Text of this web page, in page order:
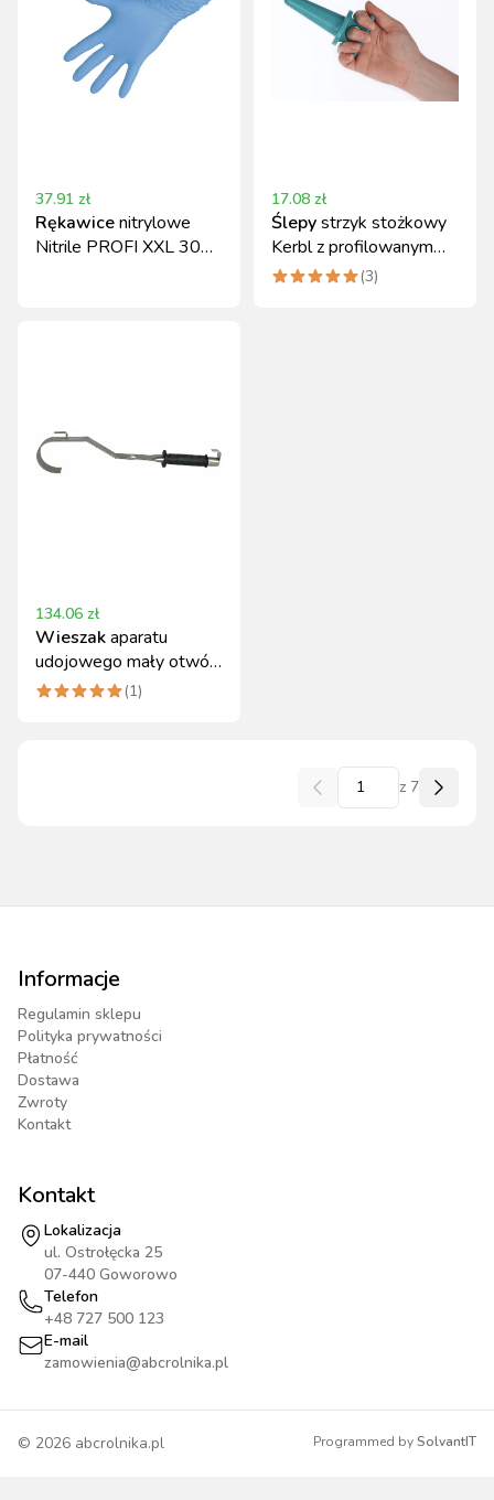
37.91 zł
Rękawicenitrylowe
Nitrile PROFI XXL 30
17.08 zł
Ślepystrzyk stożkowy
Kerbl z profilowanym
uchwytem, tworzywo
(3)
134.06 zł
Wieszakaparatu
udojowego mały otwór
stal nierdzewna
(1)
z 7
Informacje
Regulamin sklepu
Polityka prywatności
Płatność
Dostawa
Zwroty
Kontakt
Kontakt
Lokalizacja
ul. Ostrołęcka 25
07-440 Goworowo
Telefon
+48 727 500 123
E-mail
zamowienia@abcrolnika.pl
© 2026 abcrolnika.pl Programmed bySolvantIT